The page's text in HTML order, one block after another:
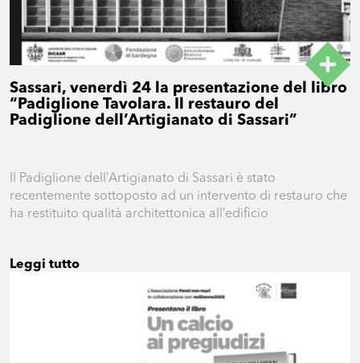
Sassari, venerdì 24 la presentazione del libro
“Padiglione Tavolara. Il restauro del
Padiglione dell’Artigianato di Sassari”
Il Padiglione dell’Artigianato di Sassari è stato
recentemente sottoposto ad un intervento di restauro che
ha restituito qualità architettonica all’edificio
Leggi tutto